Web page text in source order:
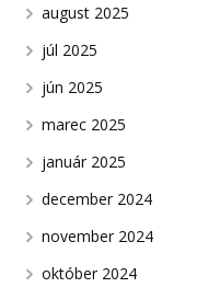
august 2025
júl 2025
jún 2025
marec 2025
január 2025
december 2024
november 2024
október 2024